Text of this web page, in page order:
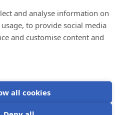
and analyse information on
to provide social media
and customise content and
all cookies